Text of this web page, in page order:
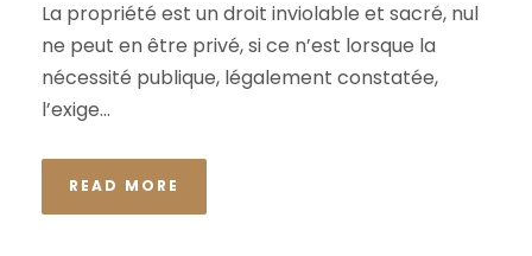
La propriété est un droit inviolable et sacré, nul
ne peut en être privé, si ce n’est lorsque la
nécessité publique, légalement constatée,
l’exige...
READ MORE